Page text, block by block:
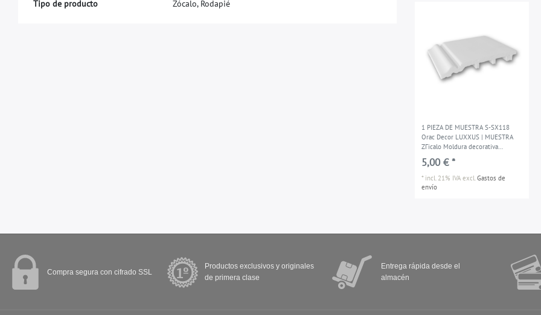
Tipo de producto
Zócalo, Rodapié
1 PIEZA DE MUESTRA S-SX118
Orac Decor LUXXUS | MUESTRA
ZГіcalo Moldura decorativa
Longitud aprox 10 cm
5,00 € *
* incl. 21% IVA excl.Gastos de
envío
Compra segura con cifrado SSL
Productos exclusivos y originales
de primera clase
Entrega rápida desde el
almacén